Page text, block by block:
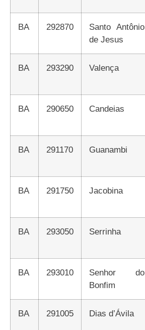
BA 292870
Santo Antônio
de Jesus
BA 293290 Valença
BA 290650 Candeias
BA 291170 Guanambi
BA 291750 Jacobina
BA 293050 Serrinha
BA 293010
Senhor do
Bonfim
BA 291005 Dias d’Ávila